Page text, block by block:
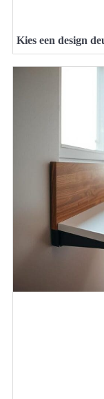
Kies een design